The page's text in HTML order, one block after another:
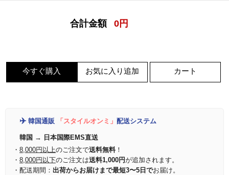
合計金額 0 円
今すぐ購入 お気に入り追加 カート
✈️ 韓国通販 「スタイルオンミ」 配送システム
韓国 → 日本国際EMS直送
・ 8,000円以上のご注文で送料無料！
・ 8,000円以下のご注文は送料1,000円が追加されます。
・配送期間： 出荷からお届けまで最短3〜5日でお届け。